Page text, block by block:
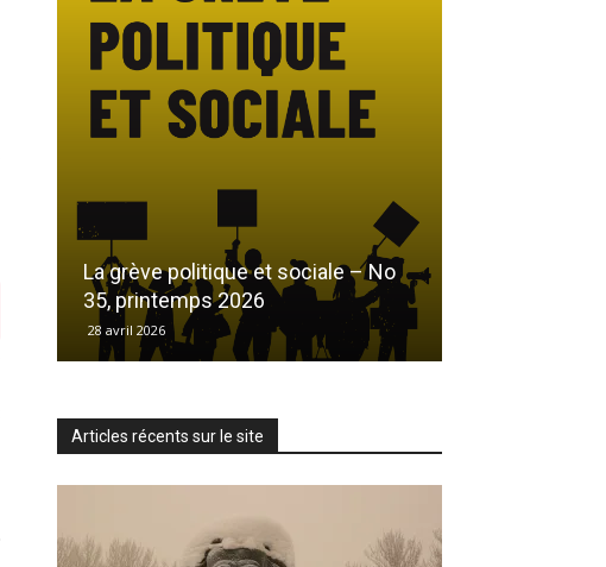
La grève politique et sociale – No
35, printemps 2026
28 avril 2026
Articles récents sur le site